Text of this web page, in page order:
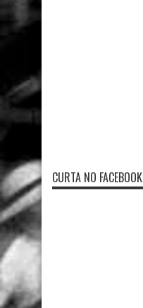
CURTA NO FACEBOOK